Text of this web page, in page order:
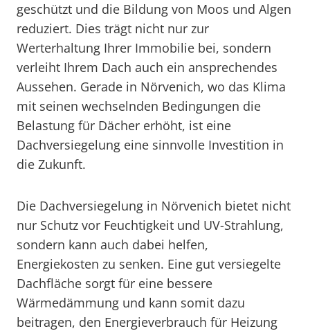
geschützt und die Bildung von Moos und Algen
reduziert. Dies trägt nicht nur zur
Werterhaltung Ihrer Immobilie bei, sondern
verleiht Ihrem Dach auch ein ansprechendes
Aussehen. Gerade in Nörvenich, wo das Klima
mit seinen wechselnden Bedingungen die
Belastung für Dächer erhöht, ist eine
Dachversiegelung eine sinnvolle Investition in
die Zukunft.
Die Dachversiegelung in Nörvenich bietet nicht
nur Schutz vor Feuchtigkeit und UV-Strahlung,
sondern kann auch dabei helfen,
Energiekosten zu senken. Eine gut versiegelte
Dachfläche sorgt für eine bessere
Wärmedämmung und kann somit dazu
beitragen, den Energieverbrauch für Heizung